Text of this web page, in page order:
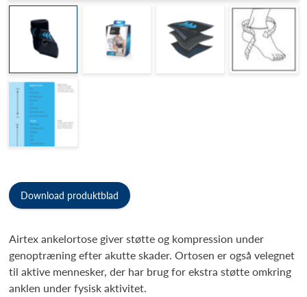
Airtex ankelortose giver støtte og kompression under
genoptræning efter akutte skader. Ortosen er også velegnet
til aktive mennesker, der har brug for ekstra støtte omkring
anklen under fysisk aktivitet.
Download produktblad